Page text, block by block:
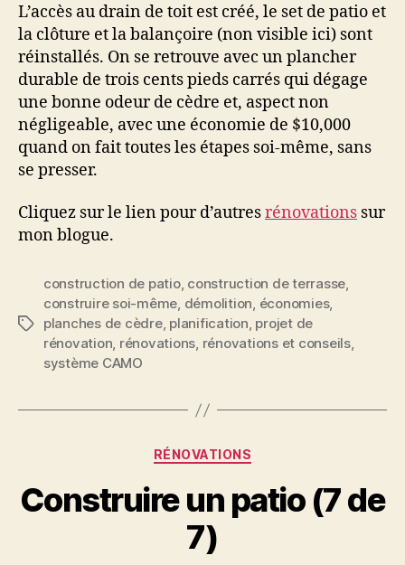
L’accès au drain de toit est créé, le set de patio et
la clôture et la balançoire (non visible ici) sont
réinstallés. On se retrouve avec un plancher
durable de trois cents pieds carrés qui dégage
une bonne odeur de cèdre et, aspect non
négligeable, avec une économie de $10,000
quand on fait toutes les étapes soi-même, sans
se presser.
Cliquez sur le lien pour d’autresrénovations sur
mon blogue.
Étiquettes
construction de patio, construction de terrasse,
construire soi-même, démolition, économies,
planches de cèdre, planification, projet de
rénovation, rénovations, rénovations et conseils,
système CAMO
Catégories
RÉNOVATIONS
Construire un patio (7 de
7)